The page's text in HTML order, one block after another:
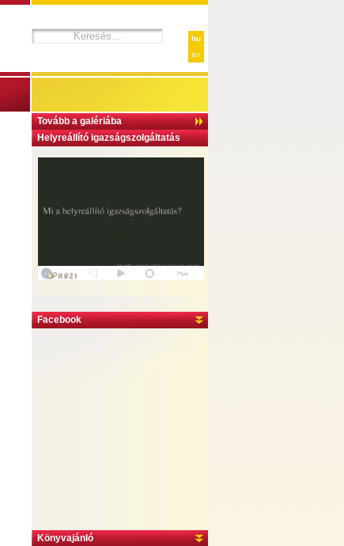
hu
en
Tovább a galériába
Helyreállító igazságszolgáltatás
Facebook
Könyvajánló